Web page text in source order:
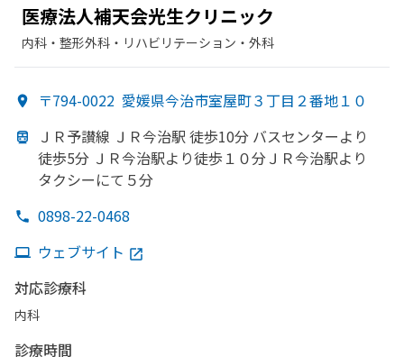
医療法人補天会光生クリニック
内科・​整形外科・​リハビリテーション・​外科
〒794-0022 愛媛県今治市室屋町３丁目２番地１０
ＪＲ予讃線 ＪＲ今治駅 徒歩10分 バスセンターより
徒歩5分 ＪＲ今治駅より徒歩１０分ＪＲ今治駅より
タクシーにて ５分
0898-22-0468
ウェブサイト
対応診療科
内科
診療時間